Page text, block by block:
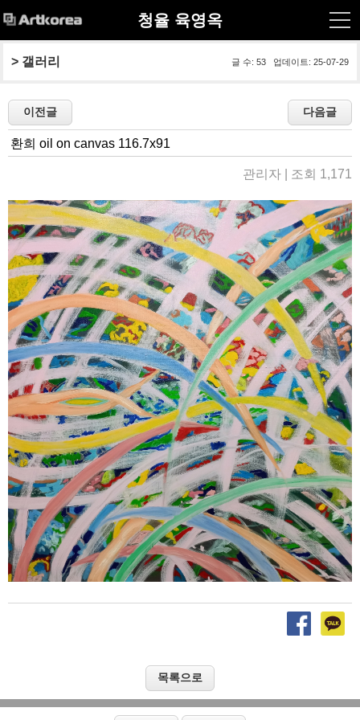
청율 육영옥
글 수: 53 업데이트: 25-07-29
> 갤러리
환희 oil on canvas 116.7x91
관리자 | 조회 1,171